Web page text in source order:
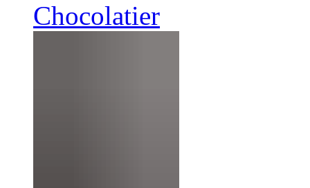
Chocolatier